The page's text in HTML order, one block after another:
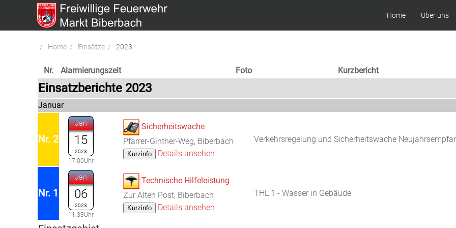
Home Über uns
Home Einsätze 2023
Nr. Alarmierungszeit Foto Kurzbericht
Einsatzberichte 2023
Januar
Nr. 2
Jan
15
2023
17:00Uhr
Sicherheitswache
Pfarrer-Ginther-Weg, Biberbach
Details ansehen
Verkehrsregelung und Sicherheitswache
Nr. 1
Jan
06
2023
11:33Uhr
Technische Hilfeleistung
Zur Alten Post, Biberbach
Details ansehen
THL 1 - Wasser in Gebäude